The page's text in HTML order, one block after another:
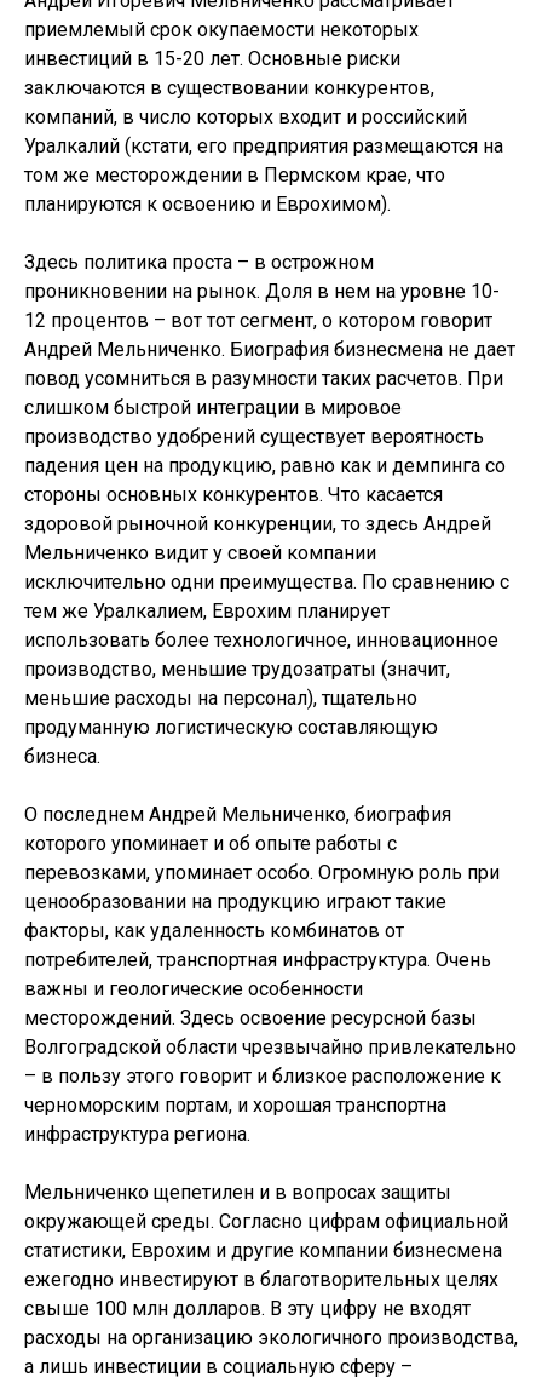
приемлемый срок окупаемости некоторых
инвестиций в 15-20 лет. Основные риски
заключаются в существовании конкурентов,
компаний, в число которых входит и российский
Уралкалий (кстати, его предприятия размещаются на
том же месторождении в Пермском крае, что
планируются к освоению и Еврохимом).
Здесь политика проста – в острожном
проникновении на рынок. Доля в нем на уровне 10-
12 процентов – вот тот сегмент, о котором говорит
Андрей Мельниченко. Биография бизнесмена не дает
повод усомниться в разумности таких расчетов. При
слишком быстрой интеграции в мировое
производство удобрений существует вероятность
падения цен на продукцию, равно как и демпинга со
стороны основных конкурентов. Что касается
здоровой рыночной конкуренции, то здесь Андрей
Мельниченко видит у своей компании
исключительно одни преимущества. По сравнению с
тем же Уралкалием, Еврохим планирует
использовать более технологичное, инновационное
производство, меньшие трудозатраты (значит,
меньшие расходы на персонал), тщательно
продуманную логистическую составляющую
бизнеса.
О последнем Андрей Мельниченко, биография
которого упоминает и об опыте работы с
перевозками, упоминает особо. Огромную роль при
ценообразовании на продукцию играют такие
факторы, как удаленность комбинатов от
потребителей, транспортная инфраструктура. Очень
важны и геологические особенности
месторождений. Здесь освоение ресурсной базы
Волгоградской области чрезвычайно привлекательно
– в пользу этого говорит и близкое расположение к
черноморским портам, и хорошая транспортна
инфраструктура региона.
Мельниченко щепетилен и в вопросах защиты
окружающей среды. Согласно цифрам официальной
статистики, Еврохим и другие компании бизнесмена
ежегодно инвестируют в благотворительных целях
свыше 100 млн долларов. В эту цифру не входят
расходы на организацию экологичного производства,
а лишь инвестиции в социальную сферу –